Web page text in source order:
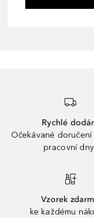
Rychlé
Očekávané doručení
pracovní
Vzorek
ke každému